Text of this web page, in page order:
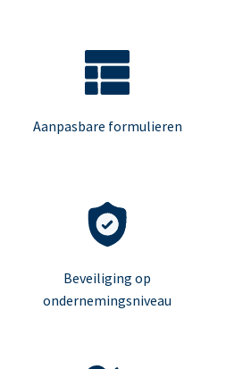
Aanpasbare formulieren
Beveiliging op
ondernemingsniveau